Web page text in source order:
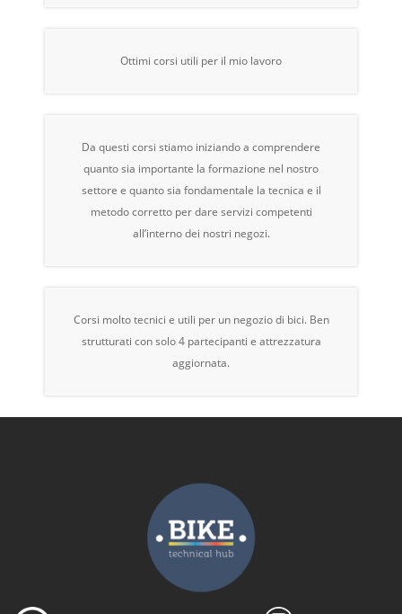
Ottimi corsi utili per il mio lavoro
Da questi corsi stiamo iniziando a comprendere
quanto sia importante la formazione nel nostro
settore e quanto sia fondamentale la tecnica e il
metodo corretto per dare servizi competenti
all’interno dei nostri negozi.
Corsi molto tecnici e utili per un negozio di bici. Ben
strutturati con solo 4 partecipanti e attrezzatura
aggiornata.